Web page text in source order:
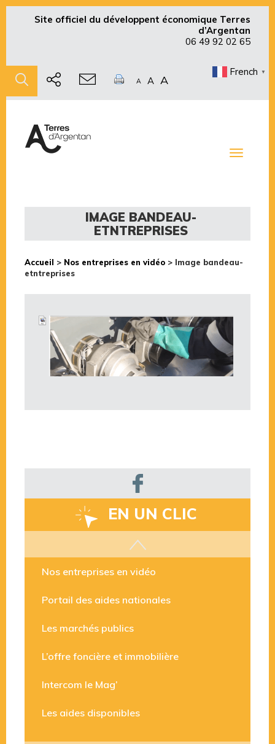
Site officiel du développent économique Terres
d’Argentan
06 49 92 02 65
A A A
French ▼
Toggle
IMAGE BANDEAU-
ETNTREPRISES
Accueil > Nos entreprises en vidéo > Image bandeau-
etntreprises
EN UN CLIC
Les aides disponibles
Nos entreprises en vidéo
Portail des aides nationales
Les marchés publics
L’offre foncière et immobilière
Intercom le Mag’